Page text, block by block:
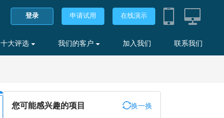
登录 申请试用 在线演示
十大评选 我们的客户 加入我们 联系我们
您可能感兴趣的项目 换一换